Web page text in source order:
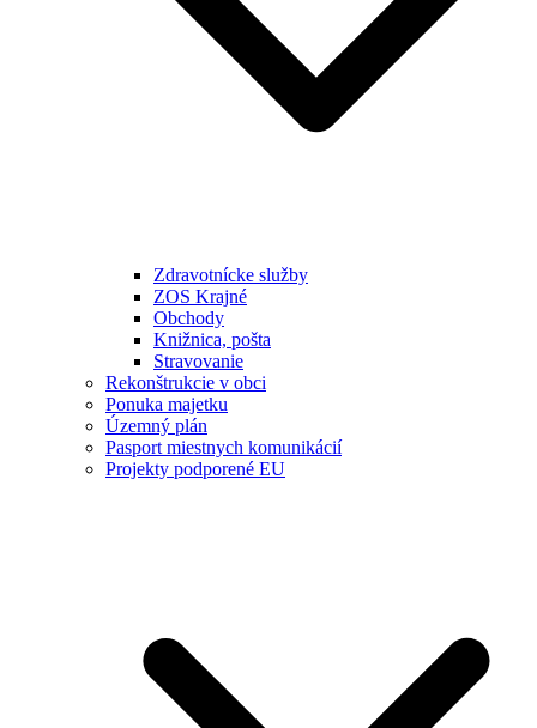
Zdravotnícke služby
ZOS Krajné
Obchody
Knižnica, pošta
Stravovanie
Rekonštrukcie v obci
Ponuka majetku
Územný plán
Pasport miestnych komunikácií
Projekty podporené EU